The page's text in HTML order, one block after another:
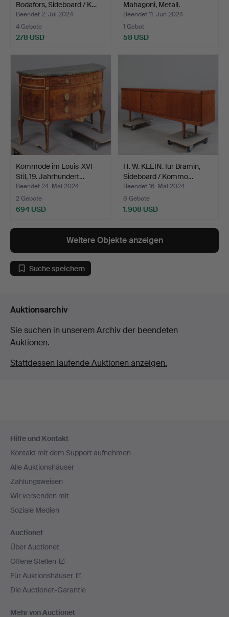
Bodafors, Sideboard / K…
Beendet 2. Jul 2024
4 Gebote
278 USD
Mahagoni, Metall.
Beendet 11. Jun 2024
1 Gebot
58 USD
Kommode im Louis-XVI-
Stil, 19. Jahrhundert…
Beendet 24. Mai 2024
2 Gebote
694 USD
H. W. KLEIN. für Bramin,
Sideboard / Kommo…
Beendet 16. Mai 2024
8 Gebote
1.908 USD
Weitere Objekte anzeigen
Suche speichern
Auktionsarchiv
Sie suchen in unserem Archiv der beendeten
Auktionen.
Stattdessen laufende Auktionen anzeigen.
Navigation
Hilfe und Kontakt
Kontakt mit dem Support aufnehmen
Alle Auktionshäuser
Zahlungsweisen
Wir versenden mit
Soziale Medien
Auctionet
Über Auctionet
Offene Stellen
Für Auktionshäuser
Die Auctionet-Garantie
Mehr von Auctionet